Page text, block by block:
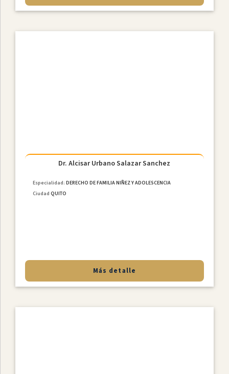
Dr. Alcisar Urbano Salazar Sanchez
Especialidad:DERECHO DE FAMILIA NIÑEZ Y ADOLESCENCIA
Ciudad QUITO
Más detalle